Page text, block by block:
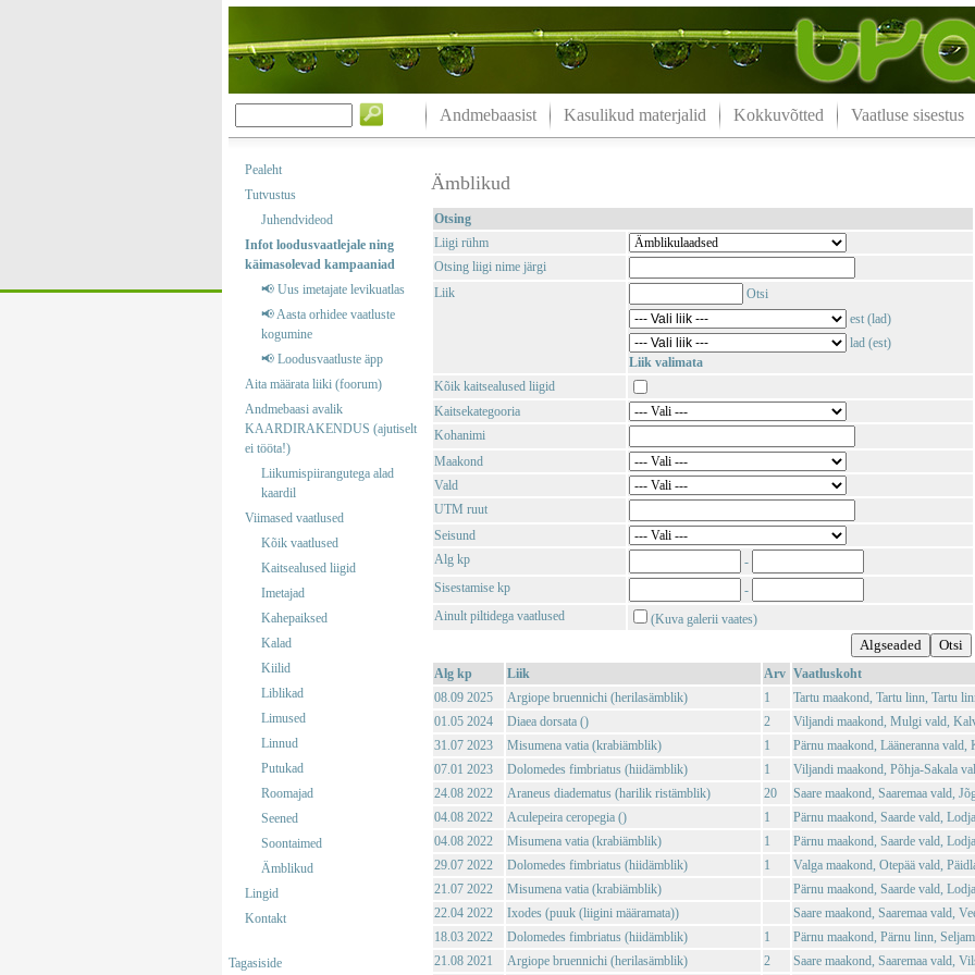
Andmebaasist Kasulikud materjalid Kokkuvõtted Vaatluse sisestus
Pealeht
Tutvustus
Juhendvideod
Infot loodusvaatlejale ning
käimasolevad kampaaniad
📢 Uus imetajate levikuatlas
📢 Aasta orhidee vaatluste
kogumine
📢 Loodusvaatluste äpp
Aita määrata liiki (foorum)
Andmebaasi avalik
KAARDIRAKENDUS (ajutiselt
ei tööta!)
Liikumispiirangutega alad
kaardil
Viimased vaatlused
Kõik vaatlused
Kaitsealused liigid
Imetajad
Kahepaiksed
Kalad
Kiilid
Liblikad
Limused
Linnud
Putukad
Roomajad
Seened
Soontaimed
Ämblikud
Lingid
Kontakt
Tagasiside
Ämblikud
Otsing
Liigi rühm
Otsing liigi nime järgi
Liik
Otsi
est (lad)
lad (est)
Liik valimata
Kõik kaitsealused liigid
Kaitsekategooria
Kohanimi
Maakond
Vald
UTM ruut
Seisund
Alg kp
-
Sisestamise kp
-
Ainult piltidega vaatlused
(Kuva galerii vaates)
Alg kp Liik Arv Vaatluskoht
08.09 2025
Argiope bruennichi (herilasämblik) 1
Tartu maakond, Tartu linn, Tartu
01.05 2024
Diaea dorsata () 2
Viljandi maakond, Mulgi vald,
31.07 2023
Misumena vatia (krabiämblik) 1
Pärnu maakond, Lääneranna vald,
07.01 2023
Dolomedes fimbriatus (hiidämblik) 1
Viljandi maakond, Põhja-Sakala
24.08 2022
Araneus diadematus (harilik ristämblik) 20
Saare maakond, Saaremaa vald,
04.08 2022
Aculepeira ceropegia () 1
Pärnu maakond, Saarde vald,
04.08 2022
Misumena vatia (krabiämblik) 1
Pärnu maakond, Saarde vald,
29.07 2022
Dolomedes fimbriatus (hiidämblik) 1
Valga maakond, Otepää vald,
21.07 2022
Misumena vatia (krabiämblik)
Pärnu maakond, Saarde vald,
22.04 2022
Ixodes (puuk (liigini määramata))
Saare maakond, Saaremaa vald,
18.03 2022
Dolomedes fimbriatus (hiidämblik) 1
Pärnu maakond, Pärnu linn,
21.08 2021
Argiope bruennichi (herilasämblik) 2 Saare maakond, Saaremaa vald,